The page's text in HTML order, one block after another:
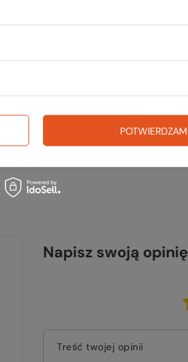
na
Napisz swoją opinię
Treść twojej opinii